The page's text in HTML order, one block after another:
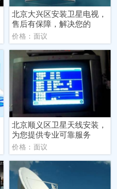
北京大兴区安装卫星电视，
售后有保障，解决您的
价格：面议
北京顺义区卫星天线安装，
为您提供专业可靠服务
价格：面议